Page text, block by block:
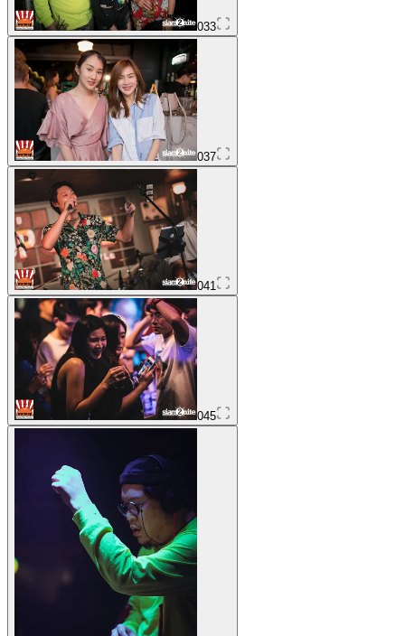
033
037
041
045